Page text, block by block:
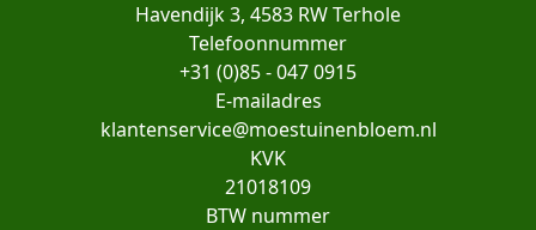
Havendijk 3, 4583 RW Terhole
Telefoonnummer
+31 (0)85 - 047 0915
E-mailadres
klantenservice@moestuinenbloem.nl
KVK
21018109
BTW nummer